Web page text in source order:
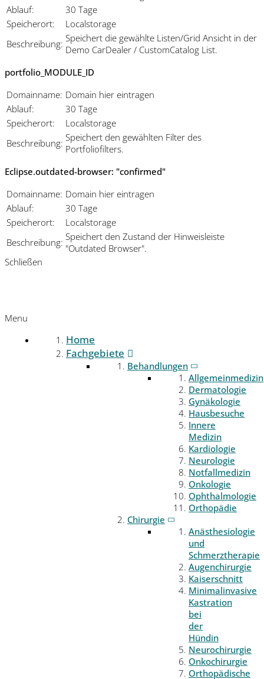
Ablauf:
30 Tage
Speicherort:
Localstorage
Beschreibung: Speichert die gewählte Listen/Grid Ansicht in der
Demo CarDealer / CustomCatalog List.
portfolio_MODULE_ID
Domainname: Domain hier eintragen
Ablauf:
30 Tage
Speicherort:
Localstorage
Beschreibung: Speichert den gewählten Filter des
Portfoliofilters.
Eclipse.outdated-browser: "confirmed"
Domainname: Domain hier eintragen
Ablauf:
30 Tage
Speicherort:
Localstorage
Beschreibung: Speichert den Zustand der Hinweisleiste
"Outdated Browser".
Schließen
Menu
Home
Fachgebiete
Behandlungen
Allgemeinmedizin
Dermatologie
Gynäkologie
Hausbesuche
Innere
Medizin
Kardiologie
Neurologie
Notfallmedizin
Onkologie
Ophthalmologie
Orthopädie
Chirurgie
Anästhesiologie
und
Schmerztherapie
Augenchirurgie
Kaiserschnitt
Minimalinvasive
Kastration
bei
der
Hündin
Neurochirurgie
Onkochirurgie
Orthopädische